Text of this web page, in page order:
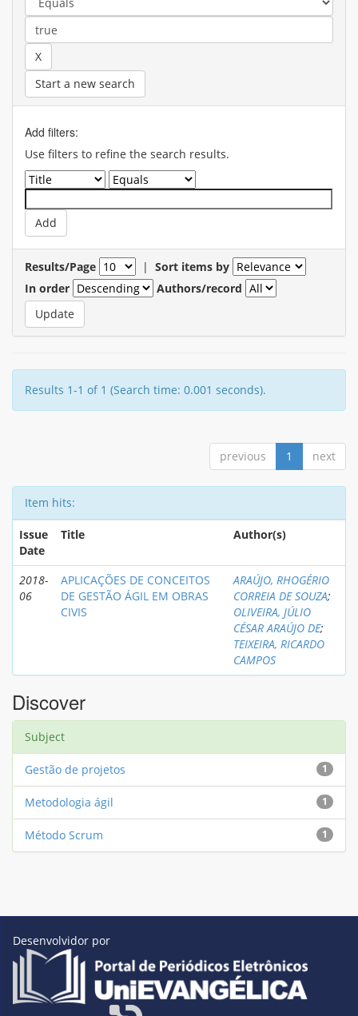
Start a new search
Add filters:
Use filters to refine the search results.
Results/Page | Sort items by
In order
Authors/record
Results 1-1 of 1 (Search time: 0.001 seconds).
previous 1 next
Item hits:
Issue
Date
Title Author(s)
2018-
06
APLICAÇÕES DE CONCEITOS
DE GESTÃO ÁGIL EM OBRAS
CIVIS
ARAÚJO, RHOGÉRIO
CORREIA DE SOUZA;
OLIVEIRA, JÚLIO
CÉSAR ARAÚJO DE;
TEIXEIRA, RICARDO
CAMPOS
Discover
Subject
1
Gestão de projetos
1
Metodologia ágil
1
Método Scrum
Desenvolvidor por